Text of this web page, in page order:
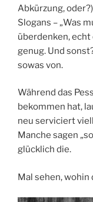
Abkürzung,
Slogans – „Was
überdenken, echt
genug. Und
sowas von.
Während das
bekommen hat,
neu serviciert
Manche sagen
glücklich die.
Mal sehen, wohin